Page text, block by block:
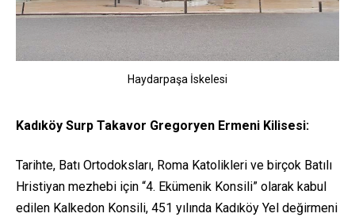
Haydarpaşa İskelesi
Kadıköy Surp Takavor Gregoryen Ermeni Kilisesi:
Tarihte, Batı Ortodoksları, Roma Katolikleri ve birçok Batılı
Hristiyan mezhebi için “4. Ekümenik Konsili” olarak kabul
edilen Kalkedon Konsili, 451 yılında Kadıköy Yel değirmeni